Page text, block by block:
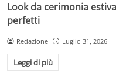
Look da cerimonia
perfetti
Redazione Luglio 31, 2026
Leggi di più